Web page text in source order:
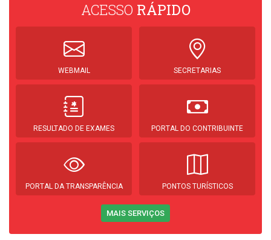
ACESSO RÁPIDO
WEBMAIL SECRETARIAS
RESULTADO DE EXAMES PORTAL DO CONTRIBUINTE
PORTAL DA TRANSPARÊNCIA PONTOS TURÍSTICOS
MAIS SERVIÇOS